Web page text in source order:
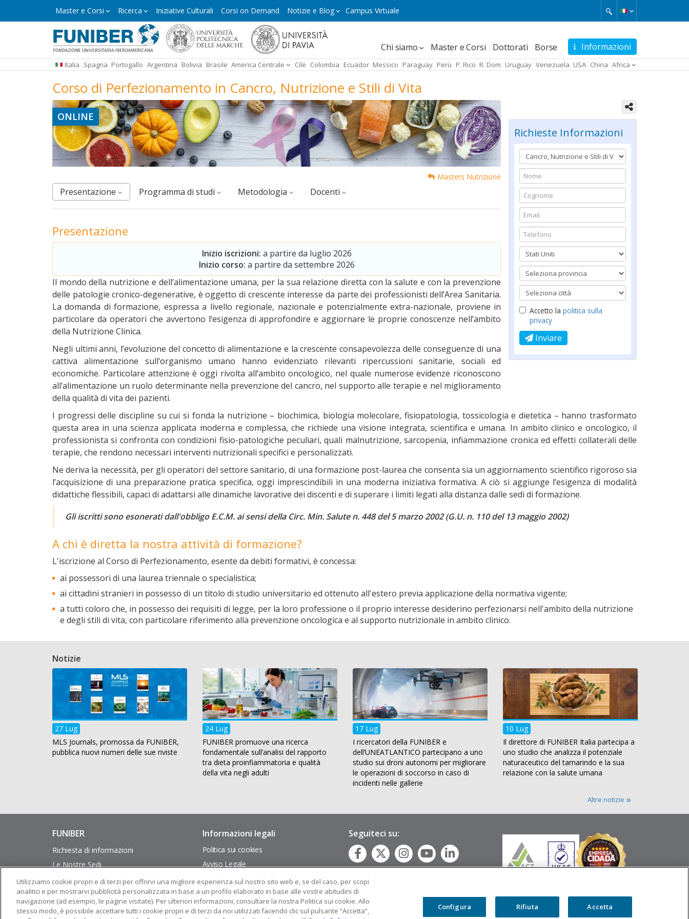
e
Master e Corsi Ricerca Iniziative Culturali Corsi on Demand Notizie e Blog Campus Virtuale
Informazioni
Navegación
principal
Chi siamo Master e Corsi Dottorati Borse
Italia Spagna Portogallo Argentina Bolivia Brasile America Centrale Cile Colombia Ecuador Messico Paraguay Perù P. Rico R. Dom Uruguay Venezuela USA China Africa
Corso di Perfezionamento in Cancro, Nutrizione e Stili di Vita
Richieste Informazioni
Accetto la politica sulla
privacy
Inviare
ONLINE
Masters Nutrizione
Presentazione Programma di studi Metodologia docenti
Presentazione
Inizio iscrizioni: a partire da luglio 2026
Inizio corso: a partire da settembre 2026
Il mondo della nutrizione e dell’alimentazione umana, per la sua relazione diretta con la salute e con la prevenzione
delle patologie cronico-degenerative, è oggetto di crescente interesse da parte dei professionisti dell’Area Sanitaria.
La domanda di formazione, espressa a livello regionale, nazionale e potenzialmente extra-nazionale, proviene in
particolare da operatori che avvertono l’esigenza di approfondire e aggiornare le proprie conoscenze nell’ambito
della Nutrizione Clinica.
Negli ultimi anni, l’evoluzione del concetto di alimentazione e la crescente consapevolezza delle conseguenze di una
cattiva alimentazione sull’organismo umano hanno evidenziato rilevanti ripercussioni sanitarie, sociali ed
economiche. Particolare attenzione è oggi rivolta all’ambito oncologico, nel quale numerose evidenze riconoscono
all’alimentazione un ruolo determinante nella prevenzione del cancro, nel supporto alle terapie e nel miglioramento
della qualità di vita dei pazienti.
I progressi delle discipline su cui si fonda la nutrizione – biochimica, biologia molecolare, fisiopatologia, tossicologia e dietetica – hanno trasformato
questa area in una scienza applicata moderna e complessa, che richiede una visione integrata, scientifica e umana. In ambito clinico e oncologico, il
professionista si confronta con condizioni fisio-patologiche peculiari, quali malnutrizione, sarcopenia, infiammazione cronica ed effetti collaterali delle
terapie, che rendono necessari interventi nutrizionali specifici e personalizzati.
Ne deriva la necessità, per gli operatori del settore sanitario, di una formazione post-laurea che consenta sia un aggiornamento scientifico rigoroso sia
l’acquisizione di una preparazione pratica specifica, oggi imprescindibili in una moderna iniziativa formativa. A ciò si aggiunge l’esigenza di modalità
didattiche flessibili, capaci di adattarsi alle dinamiche lavorative dei discenti e di superare i limiti legati alla distanza dalle sedi di formazione.
Gli iscritti sono esonerati dall'obbligo E.C.M. ai sensi della Circ. Min. Salute n. 448 del 5 marzo 2002 (G.U. n. 110 del 13 maggio 2002)
A chi è diretta la nostra attività di formazione?
L'iscrizione al Corso di Perfezionamento, esente da debiti formativi, è concessa:
ai possessori di una laurea triennale o specialistica;
ai cittadini stranieri in possesso di un titolo di studio universitario ed ottenuto all'estero previa applicazione della normativa vigente;
a tutti coloro che, in possesso dei requisiti di legge, per la loro professione o il proprio interesse desiderino perfezionarsi nell'ambito della nutrizione
e degli stili di vita, con particolare riferimento alla prevenzione oncologica e al supporto nutrizionale in ambito clinico.
Notizie
27 Lug
MLS Journals, promossa da FUNIBER,
pubblica nuovi numeri delle sue riviste
24 Lug
FUNIBER promuove una ricerca
fondamentale sull’analisi del rapporto
tra dieta proinfiammatoria e qualità
della vita negli adulti
17 Lug
I ricercatori della FUNIBER e
dell’UNEATLANTICO partecipano a uno
studio sui droni autonomi per migliorare
le operazioni di soccorso in caso di
incidenti nelle gallerie
10 Lug
Il direttore di FUNIBER Italia partecipa a
uno studio che analizza il potenziale
naturaceutico del tamarindo e la sua
relazione con la salute umana
Altre notizie
Enlaces
interés
FUNIBER
Richiesta di informazioni
Le Nostre Sedi
Programmi accademici
Borse di studio FUNIBER
Pareri sui sussidi
Pie
página
Informazioni legali
Politica sui cookies
Avviso Legale
Mappa del Sito
Seguiteci su:
Utilizziamo cookie propri e di terzi per offrirvi una migliore esperienza sul nostro sito web e, se del caso, per scopi
analitici e per mostrarvi pubblicità personalizzata in base a un profilo elaborato in base alle vostre abitudini di
navigazione (ad esempio, le pagine visitate). Per ulteriori informazioni, consultare la nostra Politica sui cookie. Allo
stesso modo, è possibile accettare tutti i cookie propri e di terzi da noi utilizzati facendo clic sul pulsante “Accetta”,
Configura Rifiuta Accetta